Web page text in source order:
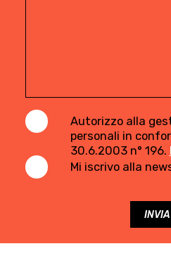
Autorizzo alla
personali in
30.6.2003 n° 196.
Mi iscrivo alla